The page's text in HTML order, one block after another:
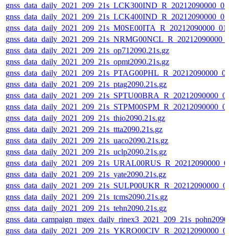
gnss_data_daily_2021_209_21s_op712090.21s.gz
gnss_data_daily_2021_209_21s_opmt2090.21s.gz
gnss_data_daily_2021_209_21s_ptag2090.21s.gz
gnss_data_daily_2021_209_21s_thio2090.21s.gz
gnss_data_daily_2021_209_21s_ttta2090.21s.gz
gnss_data_daily_2021_209_21s_uaco2090.21s.gz
gnss_data_daily_2021_209_21s_uclp2090.21s.gz
gnss_data_daily_2021_209_21s_yate2090.21s.gz
gnss_data_daily_2021_209_21s_tcms2090.21s.gz
gnss_data_daily_2021_209_21s_tehn2090.21s.gz